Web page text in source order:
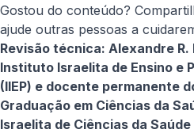
Gostou do conteúdo?
ajude outras pessoas a
Revisão técnica: Alexandre
Instituto Israelita de Ensino e
(IIEP) e docente permanente
Graduação em Ciências da
Israelita de Ciências da